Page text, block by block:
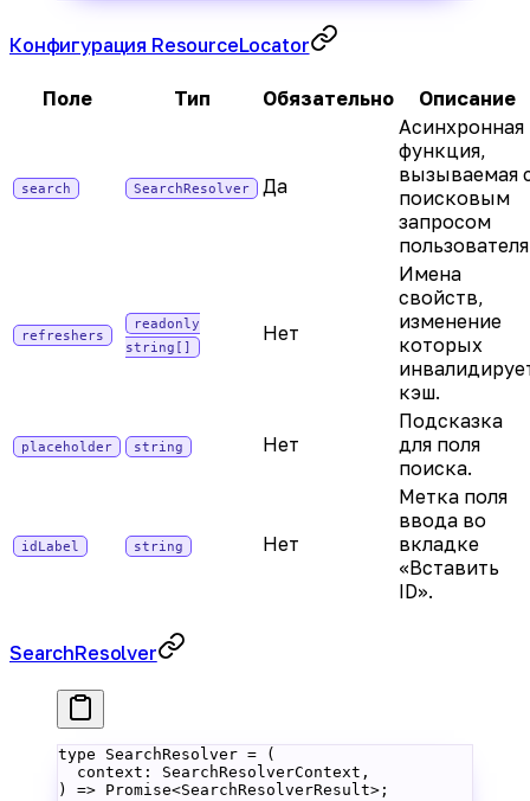
Конфигурация ResourceLocator
Поле Тип Обязательно Описание
search SearchResolver Да
Асинхронная
функция,
вызываемая
поисковым
запросом
refreshers
readonly
string[]
Нет
Имена
свойств,
изменение
которых
кэш.
placeholder string Нет
Подсказка
для поля
поиска.
idLabel string Нет
Метка поля
ввода во
вкладке
«Вставить
ID».
SearchResolver
type SearchResolver = (
  context
: SearchResolverContext ,
) => Promise<SearchResolverResult>;